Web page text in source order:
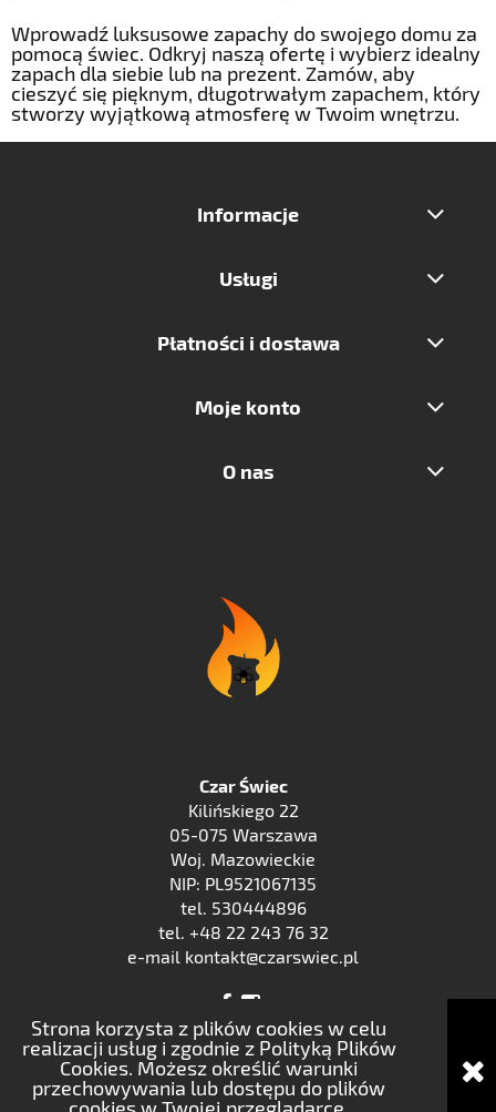
Strona korzysta z plików cookies w celu
realizacji usług i zgodnie z Polityką Plików
Cookies. Możesz określić warunki
przechowywania lub dostępu do plików
Wprowadź luksusowe zapachy do swojego domu za
pomocą świec. Odkryj naszą ofertę i wybierz idealny
zapach dla siebie lub na prezent. Zamów, aby
cieszyć się pięknym, długotrwałym zapachem, który
stworzy wyjątkową atmosferę w Twoim wnętrzu.
Informacje
Usługi
Płatności i dostawa
Moje konto
O nas
Czar Świec
Kilińskiego 22
05-075 Warszawa
Woj. Mazowieckie
NIP: PL9521067135
tel. 530444896
tel. +48 22 243 76 32
e-mail kontakt@czarswiec.pl
pokaż pełną wersję strony